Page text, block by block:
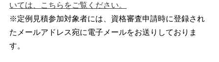
いては、こちらをご覧ください。
※定例見積参加対象者には、資格審査申請時に登録され
たメールアドレス宛に電子メールをお送りしておりま
す。